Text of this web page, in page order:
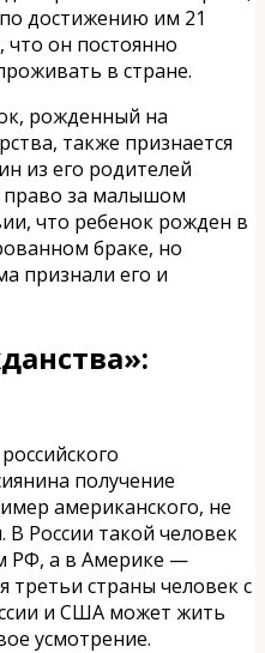
достижению им 21
что он постоянно
в стране.
рожденный на
также признается
из его родителей
право за малышом
что ребенок рожден в
браке, но
признали его и
получение
американского, не
России такой человек
РФ, а в Америке —
страны человек с
и США может жить
усмотрение.